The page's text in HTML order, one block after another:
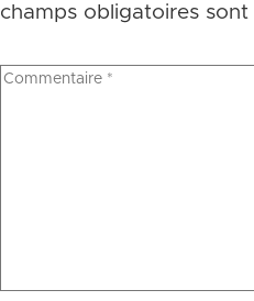
champs obligatoires sont